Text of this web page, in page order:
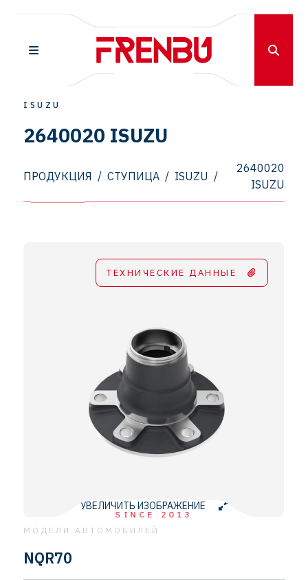
SINCE 2013
ISUZU
2640020 ISUZU
ПРОДУКЦИЯ / СТУПИЦА / ISUZU /
2640020
ISUZU
ТЕХНИЧЕСКИЕ ДАННЫЕ
УВЕЛИЧИТЬ ИЗОБРАЖЕНИЕ
МОДЕЛИ АВТОМОБИЛЕЙ
NQR70